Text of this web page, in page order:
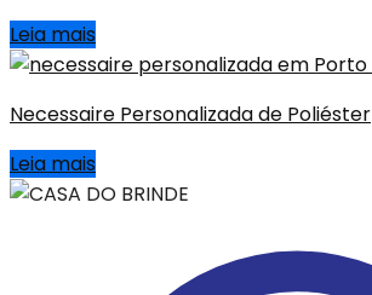
Leia mais
Necessaire Personalizada de Poliéster
Leia mais